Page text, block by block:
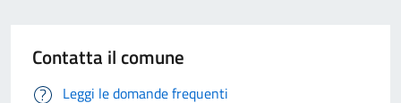
Contatta il comune
Leggi le domande frequenti